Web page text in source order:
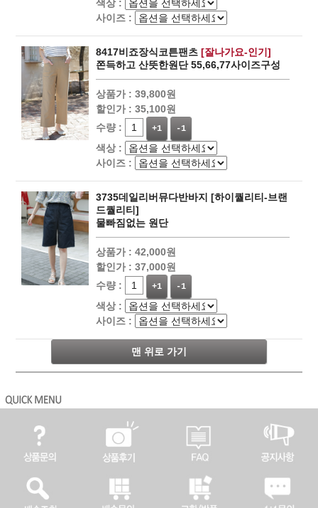
색상 :
사이즈 :
8417비죠장식코튼팬츠 [잘나가요-인기]
쫀득하고 산뜻한원단 55,66,77사이즈구성
상품가 : 39,800원
할인가 : 35,100원
수량 :
+1 -1
색상 :
사이즈 :
3735데일리버뮤다반바지 [하이퀄리티-브랜
드퀄리티]
물빠짐없는 원단
상품가 : 42,000원
할인가 : 37,000원
수량 :
+1 -1
색상 :
사이즈 :
맨 위로 가기